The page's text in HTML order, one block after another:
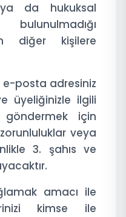
da hukuksal
diğer kişilere
e-posta adresiniz
üyeliğinizle ilgili
göndermek için
veya
3. şahıs ve
amacı ile
kimse ile